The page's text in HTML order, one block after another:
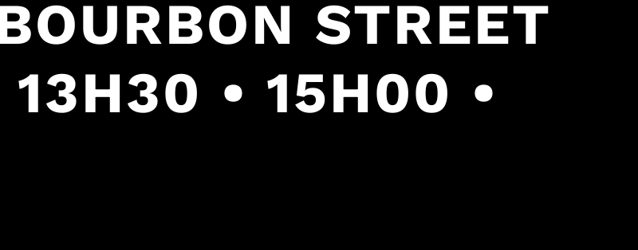
STREET
• 15H00 •